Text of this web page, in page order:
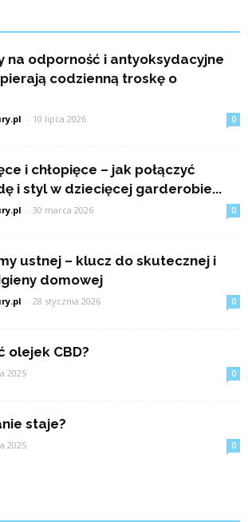
na odporność i antyoksydacyjne
codzienną troskę o
- 10 lipca 2026 0
i chłopięce – jak połączyć
i styl w dziecięcej garderobie...
- 30 marca 2026 0
ustnej – klucz do skutecznej i
domowej
- 28 stycznia 2026 0
olejek CBD?
2025 0
staje?
2025 0